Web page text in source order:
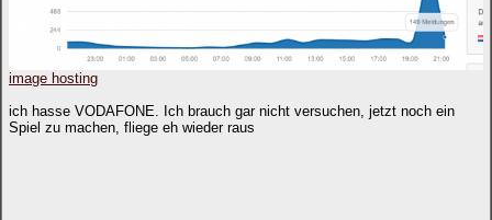
image hosting
ich hasse VODAFONE. Ich brauch gar nicht versuchen, jetzt noch ein
Spiel zu machen, fliege eh wieder raus